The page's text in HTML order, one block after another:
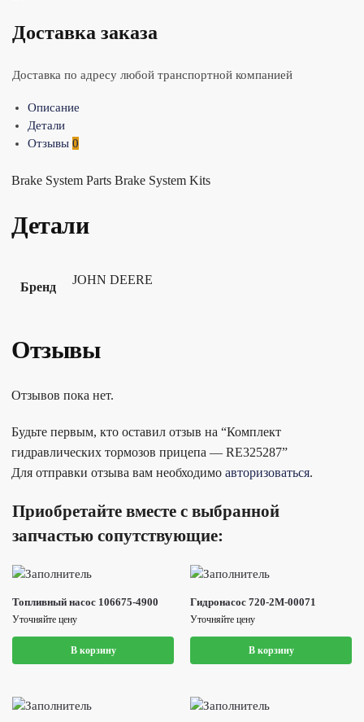
Доставка заказа
Доставка по адресу любой транспортной компанией
Описание
Детали
Отзывы 0
Brake System Parts Brake System Kits
Детали
Бренд
JOHN DEERE
Отзывы
Отзывов пока нет.
Будьте первым, кто оставил отзыв на “Комплект
гидравлических тормозов прицепа — RE325287”
Для отправки отзыва вам необходимо авторизоваться.
Приобретайте вместе с выбранной
запчастью сопутствующие:
Топливный насос 106675-4900
Уточняйте цену
В корзину
Гидронасос 720-2M-00071
Уточняйте цену
В корзину